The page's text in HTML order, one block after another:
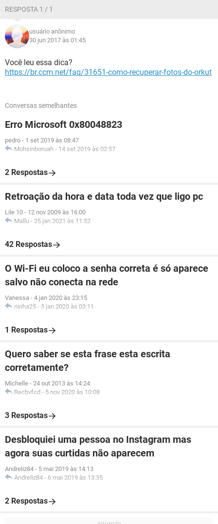
RESPOSTA 1 / 1
usuário anônimo
30 jun 2017 às 01:45
Você leu essa dica?
https://br.ccm.net/faq/31651-como-recuperar-fotos-do-orkut
Conversas semelhantes
Erro Microsoft 0x80048823
pedro - 1 set 2019 às 08:47
Mohsinboruah - 14 set 2019 às 02:57
2 Respostas
Retroação da hora e data toda vez que ligo pc
Lile 10 - 12 nov 2009 às 16:00
Mallu - 25 jan 2021 às 11:52
42 Respostas
O Wi-Fi eu coloco a senha correta é só aparece
salvo não conecta na rede
Vanessa - 4 jan 2020 às 23:15
ninha25 - 5 jan 2020 às 03:11
1 Respostas
Quero saber se esta frase esta escrita
corretamente?
Michelle - 24 out 2013 às 14:24
Recbvfcd - 5 nov 2020 às 10:08
3 Respostas
Desbloquiei uma pessoa no Instagram mas
agora suas curtidas não aparecem
Andreliz84 - 5 mai 2019 às 14:13
Andreliz84 - 6 mai 2019 às 13:35
2 Respostas